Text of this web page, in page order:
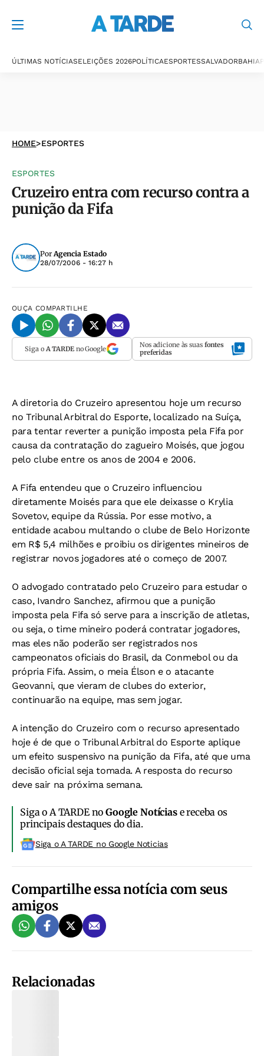
ÚLTIMAS NOTÍCIASELEIÇÕES 2026POLÍTICAESPORTESSALVADORBAHIA
HOME>ESPORTES
ESPORTES
Cruzeiro entra com recurso contra a
punição da Fifa
PorAgencia Estado
28/07/2006 - 16:27 h
OUÇA COMPARTILHE
Siga o A TARDEno Google Nos adicione às suas fontes
preferidas
A diretoria do Cruzeiro apresentou hoje um recurso
no Tribunal Arbitral do Esporte, localizado na Suíça,
para tentar reverter a punição imposta pela Fifa por
causa da contratação do zagueiro Moisés, que jogou
pelo clube entre os anos de 2004 e 2006.
A Fifa entendeu que o Cruzeiro influenciou
diretamente Moisés para que ele deixasse o Krylia
Sovetov, equipe da Rússia. Por esse motivo, a
entidade acabou multando o clube de Belo Horizonte
em R$ 5,4 milhões e proibiu os dirigentes mineiros de
registrar novos jogadores até o começo de 2007.
O advogado contratado pelo Cruzeiro para estudar o
caso, Ivandro Sanchez, afirmou que a punição
imposta pela Fifa só serve para a inscrição de atletas,
ou seja, o time mineiro poderá contratar jogadores,
mas eles não poderão ser registrados nos
campeonatos oficiais do Brasil, da Conmebol ou da
própria Fifa. Assim, o meia Élson e o atacante
Geovanni, que vieram de clubes do exterior,
continuarão na equipe, mas sem jogar.
A intenção do Cruzeiro com o recurso apresentado
hoje é de que o Tribunal Arbitral do Esporte aplique
um efeito suspensivo na punição da Fifa, até que uma
decisão oficial seja tomada. A resposta do recurso
deve sair na próxima semana.
Siga o A TARDE noGoogle Notíciase receba os
principais destaques do dia.
Siga o A TARDE no Google Noticias
Compartilhe essa notícia com seus
amigos
Relacionadas